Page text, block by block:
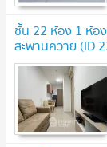
ชั้น 22 ห้อง 1 ห้อ
สะพานควาย (ID